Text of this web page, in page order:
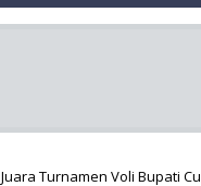
Juara Turnamen Voli Bupati